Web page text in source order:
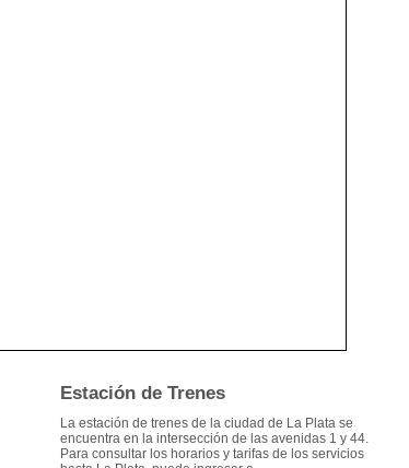
Estación de Trenes
La estación de trenes de la ciudad de La Plata se
encuentra en la intersección de las avenidas 1 y 44.
Para consultar los horarios y tarifas de los servicios